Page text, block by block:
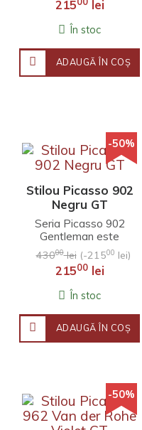
Picasso, care era un
domn aratos, ..
215 lei
În stoc
ADAUGĂ ÎN COŞ
-50%
Stilou Picasso 902
Negru GT
Seria Picasso 902
Gentleman este
concepută în
memoria tatălui lui
Picasso, care era un
domn aratos, ..
43000lei (-21500 lei)
21500lei
În stoc
ADAUGĂ ÎN COŞ
-50%